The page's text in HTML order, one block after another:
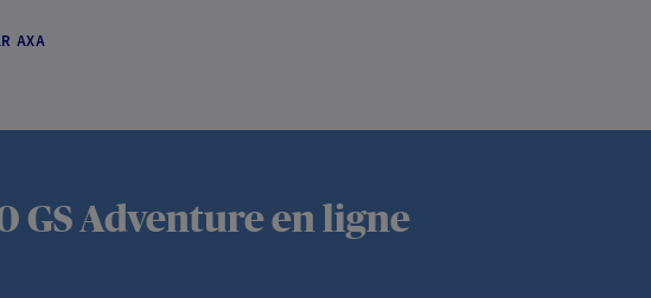
AXA
GS Adventure en ligne